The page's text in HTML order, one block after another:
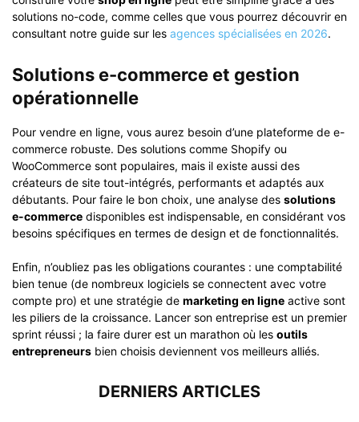
solutions no-code, comme celles que vous pourrez découvrir en
consultant notre guide sur les agences spécialisées en 2026.
Solutions e-commerce et gestion
opérationnelle
Pour vendre en ligne, vous aurez besoin d’une plateforme de e-
commerce robuste. Des solutions comme Shopify ou
WooCommerce sont populaires, mais il existe aussi des
créateurs de site tout-intégrés, performants et adaptés aux
débutants. Pour faire le bon choix, une analyse des solutions
e-commerce disponibles est indispensable, en considérant vos
besoins spécifiques en termes de design et de fonctionnalités.
Enfin, n’oubliez pas les obligations courantes : une comptabilité
bien tenue (de nombreux logiciels se connectent avec votre
compte pro) et une stratégie de marketing en ligne active sont
les piliers de la croissance. Lancer son entreprise est un premier
sprint réussi ; la faire durer est un marathon où les outils
entrepreneurs bien choisis deviennent vos meilleurs alliés.
DERNIERS ARTICLES